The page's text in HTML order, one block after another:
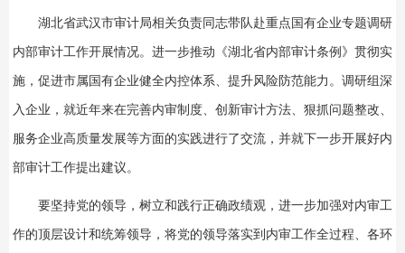
湖北省武汉市审计局相关负责同志带队赴重点国有企业专题调研
内部审计工作开展情况。进一步推动《湖北省内部审计条例》贯彻实
施，促进市属国有企业健全内控体系、提升风险防范能力。调研组深
入企业，就近年来在完善内审制度、创新审计方法、狠抓问题整改、
服务企业高质量发展等方面的实践进行了交流，并就下一步开展好内
部审计工作提出建议。
要坚持党的领导，树立和践行正确政绩观，进一步加强对内审工
作的顶层设计和统筹领导，将党的领导落实到内审工作全过程、各环